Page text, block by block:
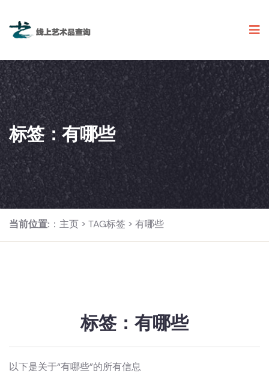
标签：有哪些
当前位置: ： 主页 > TAG标签 > 有哪些
标签：有哪些
以下是关于“有哪些”的所有信息